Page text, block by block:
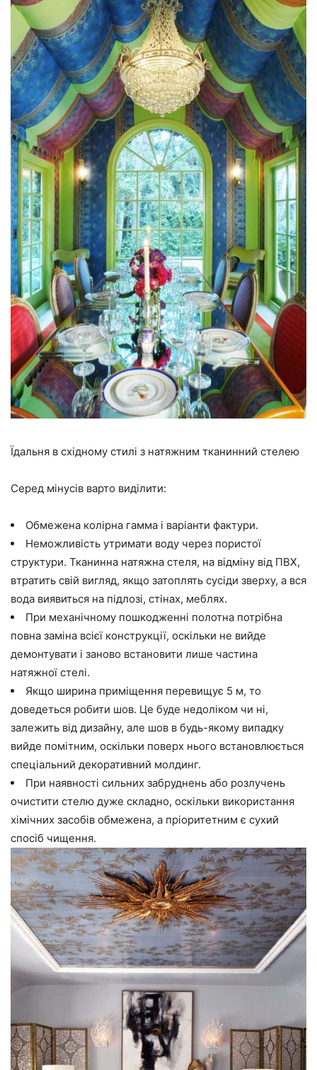
Їдальня в східному стилі з натяжним тканинний стелею
Серед мінусів варто виділити:
Обмежена колірна гамма і варіанти фактури.
Неможливість утримати воду через пористої
структури. Тканинна натяжна стеля, на відміну від ПВХ,
втратить свій вигляд, якщо затоплять сусіди зверху, а вся
вода виявиться на підлозі, стінах, меблях.
При механічному пошкодженні полотна потрібна
повна заміна всієї конструкції, оскільки не вийде
демонтувати і заново встановити лише частина
натяжної стелі.
Якщо ширина приміщення перевищує 5 м, то
доведеться робити шов. Це буде недоліком чи ні,
залежить від дизайну, але шов в будь-якому випадку
вийде помітним, оскільки поверх нього встановлюється
спеціальний декоративний молдинг.
При наявності сильних забруднень або розлучень
очистити стелю дуже складно, оскільки використання
хімічних засобів обмежена, а пріоритетним є сухий
спосіб чищення.